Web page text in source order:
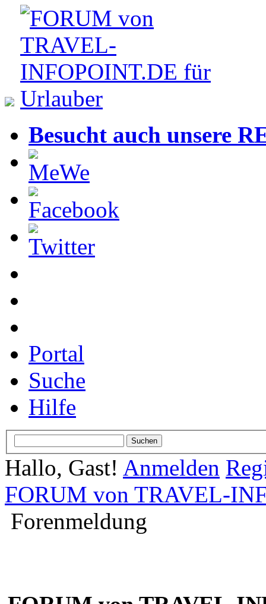
Besucht auch unsere
Portal
Suche
Hilfe
Hallo, Gast! Anmelden
FORUM von TRAVEL-
Forenmeldung